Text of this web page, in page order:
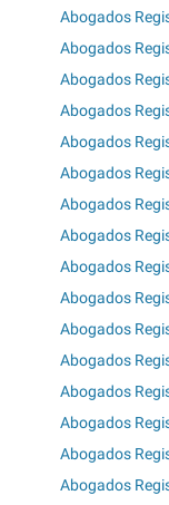
Abogados
Abogados
Abogados
Abogados
Abogados
Abogados
Abogados
Abogados
Abogados
Abogados
Abogados
Abogados
Abogados
Abogados
Abogados
Abogados